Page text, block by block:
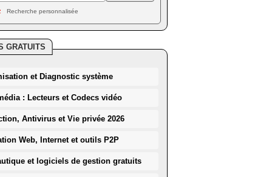
Recherche personnalisée
GRATUITS
et Diagnostic système
: Lecteurs et Codecs vidéo
Antivirus et Vie privée 2026
Web, Internet et outils P2P
et logiciels de gestion gratuits